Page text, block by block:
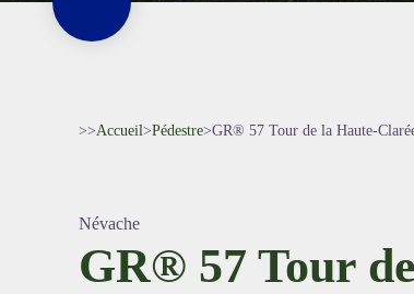
>>Accueil>Pédestre>GR® 57 Tour de la Haute-
Névache
GR® 57 Tour